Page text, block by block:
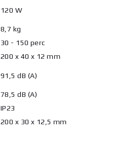
120 W
8,7 kg
30 - 150 perc
200 x 40 x 12 mm
91,5 dB (A)
78,5 dB (A)
IP23
200 x 30 x 12,5 mm